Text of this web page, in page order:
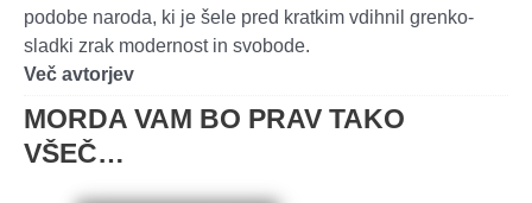
podobe naroda, ki je šele pred kratkim vdihnil grenko-
sladki zrak modernost in svobode.
Več avtorjev
MORDA VAM BO PRAV TAKO
VŠEČ…